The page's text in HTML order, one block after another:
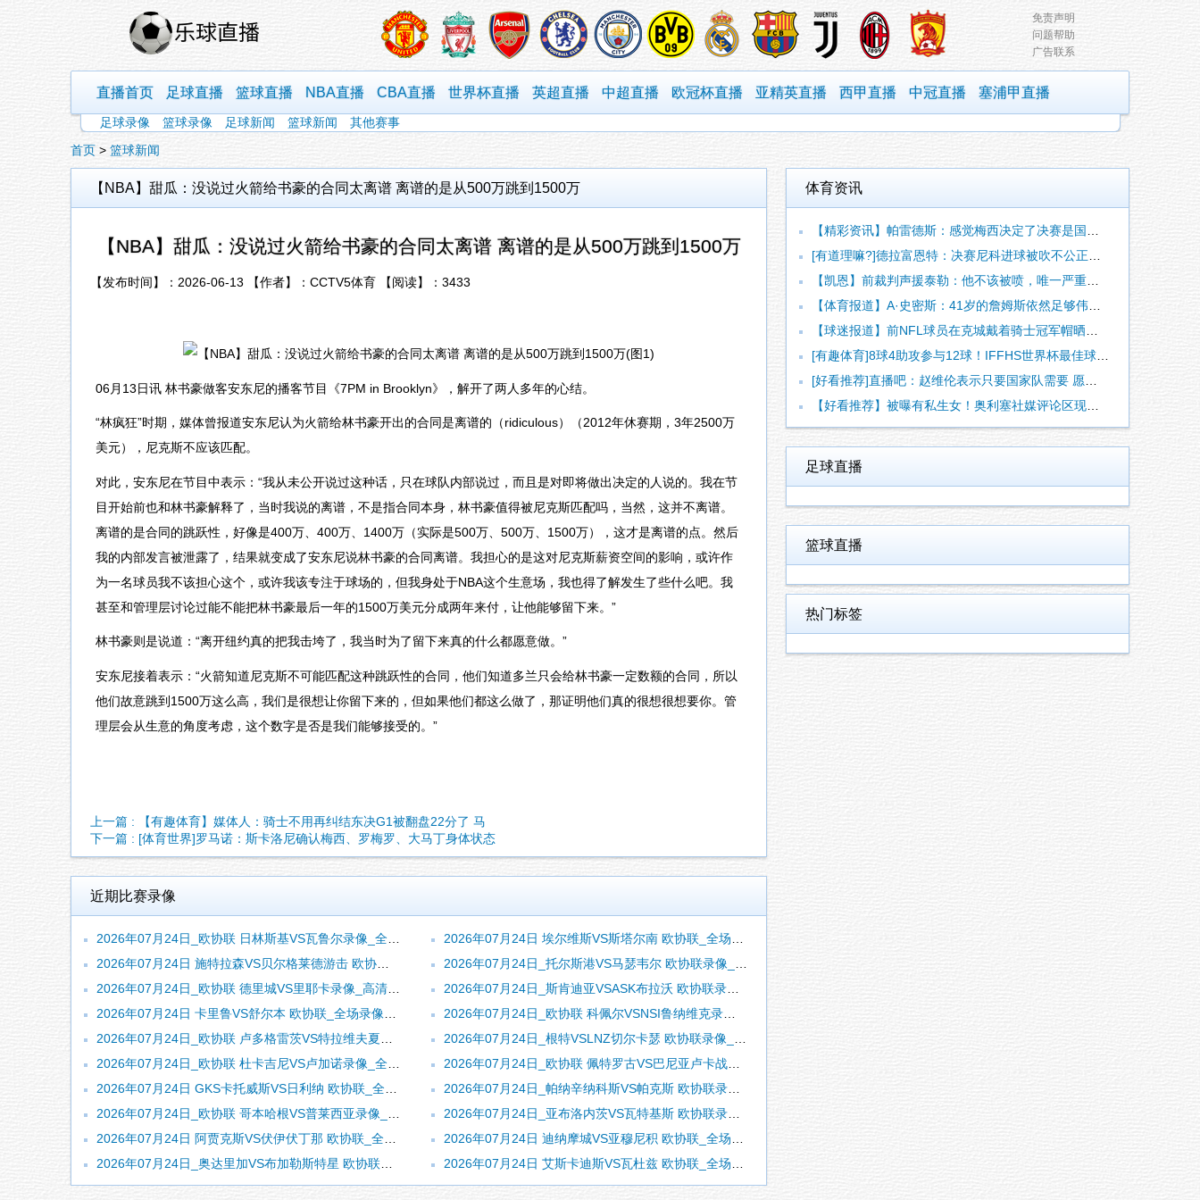
免责声明
问题帮助
广告联系
直播首页 足球直播 篮球直播 NBA直播 CBA直播 世界杯直播 英超直播 中超直播 欧冠杯直播 亚精英直播 西甲直播 中冠直播 塞浦甲直播
足球录像 篮球录像 足球新闻 篮球新闻
其他赛事
首页 > 篮球新闻
【NBA】甜瓜：没说过火箭给书豪的合同太离谱 离谱的是从500万跳到1500万
【NBA】甜瓜：没说过火箭给书豪的合同太离谱 离谱的是从500万跳到1500万
【发布时间】：2026-06-13 【作者】：CCTV5体育 【阅读】： 3433
06月13日讯 林书豪做客安东尼的播客节目《7PM in Brooklyn》，解开了两人多年的心结。
“林疯狂”时期，媒体曾报道安东尼认为火箭给林书豪开出的合同是离谱的（ridiculous）（2012年休赛期，3年2500万
美元），尼克斯不应该匹配。
对此，安东尼在节目中表示：“我从未公开说过这种话，只在球队内部说过，而且是对即将做出决定的人说的。我在节
目开始前也和林书豪解释了，当时我说的离谱，不是指合同本身，林书豪值得被尼克斯匹配吗，当然，这并不离谱。
离谱的是合同的跳跃性，好像是400万、400万、1400万（实际是500万、500万、1500万），这才是离谱的点。然后
我的内部发言被泄露了，结果就变成了安东尼说林书豪的合同离谱。我担心的是这对尼克斯薪资空间的影响，或许作
为一名球员我不该担心这个，或许我该专注于球场的，但我身处于NBA这个生意场，我也得了解发生了些什么吧。我
甚至和管理层讨论过能不能把林书豪最后一年的1500万美元分成两年来付，让他能够留下来。”
林书豪则是说道：“离开纽约真的把我击垮了，我当时为了留下来真的什么都愿意做。”
安东尼接着表示：“火箭知道尼克斯不可能匹配这种跳跃性的合同，他们知道多兰只会给林书豪一定数额的合同，所以
他们故意跳到1500万这么高，我们是很想让你留下来的，但如果他们都这么做了，那证明他们真的很想很想要你。管
理层会从生意的角度考虑，这个数字是否是我们能够接受的。”
上一篇 : 【有趣体育】媒体人：骑士不用再纠结东决G1被翻盘22分了 马
下一篇 : [体育世界]罗马诺：斯卡洛尼确认梅西、罗梅罗、大马丁身体状态
近期比赛录像
2026年07月24日_欧协联 日林斯基VS瓦鲁尔录像_全场录像【高清回放】
2026年07月24日 埃尔维斯VS斯塔尔南 欧协联_全场录像【全场回放】
2026年07月24日 施特拉森VS贝尔格莱德游击 欧协联_全场录像【全场回放】
2026年07月24日_托尔斯港VS马瑟韦尔 欧协联录像_全场录像【视频集锦】
2026年07月24日_欧协联 德里城VS里耶卡录像_高清录像【全场回放】
2026年07月24日_斯肯迪亚VSASK布拉沃 欧协联录像_全场录像【视频集锦】
2026年07月24日 卡里鲁VS舒尔本 欧协联_全场录像【全场回放】
2026年07月24日_欧协联 科佩尔VSNSI鲁纳维克录像_全场录像【全场回放】
2026年07月24日_欧协联 卢多格雷茨VS特拉维夫夏普尔录像_全场录像【高清回放】
2026年07月24日_根特VSLNZ切尔卡瑟 欧协联录像_高清录像【全场回放】
2026年07月24日_欧协联 杜卡吉尼VS卢加诺录像_全场录像【视频集锦】
2026年07月24日_欧协联 佩特罗古VS巴尼亚卢卡战士录像_全场录像【全场回放】
2026年07月24日 GKS卡托威斯VS日利纳 欧协联_全场录像【全场回放】
2026年07月24日_帕纳辛纳科斯VS帕克斯 欧协联录像_全场录像【高清回放】
2026年07月24日_欧协联 哥本哈根VS普莱西亚录像_全场录像【高清回放】
2026年07月24日_亚布洛内茨VS瓦特基斯 欧协联录像_全场录像【全场回放】
2026年07月24日 阿贾克斯VS伏伊伏丁那 欧协联_全场录像【视频集锦】
2026年07月24日 迪纳摩城VS亚穆尼积 欧协联_全场录像【全场回放】
2026年07月24日_奥达里加VS布加勒斯特星 欧协联录像_全场录像【全场回放】
2026年07月24日 艾斯卡迪斯VS瓦杜兹 欧协联_全场录像【视频集锦】
体育资讯
【精彩资讯】帕雷德斯：感觉梅西决定了决赛是国家队最后一战，我
[有道理嘛?]德拉富恩特：决赛尼科进球被吹不公正，本来可以有
【凯恩】前裁判声援泰勒：他不该被喷，唯一严重漏判就是罗梅罗拉
【体育报道】A·史密斯：41岁的詹姆斯依然足够伟大 能影响一
【球迷报道】前NFL球员在克城戴着骑士冠军帽晒照：我什么都不
[有趣体育]8球4助攻参与12球！IFFHS世界杯最佳球员：
[好看推荐]直播吧：赵维伦表示只要国家队需要 愿意无条件响应
【好看推荐】被曝有私生女！奥利塞社媒评论区现处于完全关闭状态
足球直播
篮球直播
热门标签